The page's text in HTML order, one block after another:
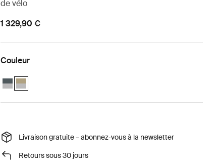
de vélo
1 329,90 €
Couleur
Thule Chariot Cross 2 ensemble bébé simple Ardoise foncée
Thule Chariot Cross 2 ensemble bébé simple Kaki délavé
Livraison gratuite – abonnez‑vous à la newsletter
Retours sous 30 jours